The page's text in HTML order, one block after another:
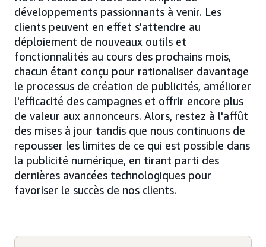
développements passionnants à venir. Les
clients peuvent en effet s'attendre au
déploiement de nouveaux outils et
fonctionnalités au cours des prochains mois,
chacun étant conçu pour rationaliser davantage
le processus de création de publicités, améliorer
l'efficacité des campagnes et offrir encore plus
de valeur aux annonceurs. Alors, restez à l'affût
des mises à jour tandis que nous continuons de
repousser les limites de ce qui est possible dans
la publicité numérique, en tirant parti des
dernières avancées technologiques pour
favoriser le succès de nos clients.